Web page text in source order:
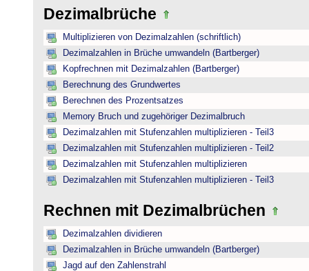
Dezimalbrüche
Multiplizieren von Dezimalzahlen (schriftlich)
Dezimalzahlen in Brüche umwandeln (Bartberger)
Kopfrechnen mit Dezimalzahlen (Bartberger)
Berechnung des Grundwertes
Berechnen des Prozentsatzes
Memory Bruch und zugehöriger Dezimalbruch
Dezimalzahlen mit Stufenzahlen multiplizieren - Teil3
Dezimalzahlen mit Stufenzahlen multiplizieren - Teil2
Dezimalzahlen mit Stufenzahlen multiplizieren
Dezimalzahlen mit Stufenzahlen multiplizieren - Teil3
Rechnen mit Dezimalbrüchen
Dezimalzahlen dividieren
Dezimalzahlen in Brüche umwandeln (Bartberger)
Jagd auf den Zahlenstrahl